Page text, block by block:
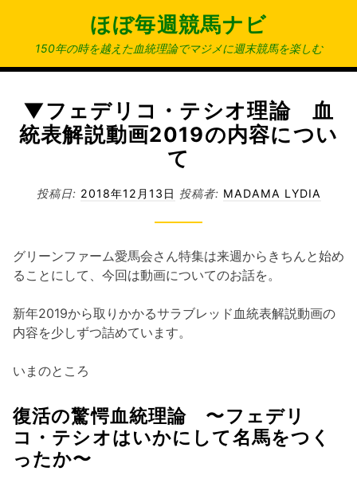
ン
ほぼ毎週競馬ナビ
150年の時を越えた血統理論でマジメに週末競馬を楽しむ
▼フェデリコ・テシオ理論 血
統表解説動画2019の内容につい
て
投稿日: 2018年12月13日 投稿者: MADAMA LYDIA
グリーンファーム愛馬会さん特集は来週からきちんと始め
ることにして、今回は動画についてのお話を。
新年2019から取りかかるサラブレッド血統表解説動画の
内容を少しずつ詰めています。
いまのところ
復活の驚愕血統理論 〜フェデリ
コ・テシオはいかにして名馬をつく
ったか〜